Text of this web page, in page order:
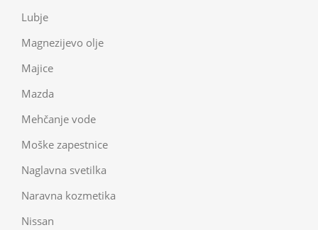
Lubje
Magnezijevo olje
Majice
Mazda
Mehčanje vode
Moške zapestnice
Naglavna svetilka
Naravna kozmetika
Nissan